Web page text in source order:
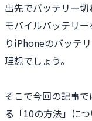
出先でバッテリー
モバイルバッテリ
りiPhoneのバッテ
理想でしょう。
そこで今回の記事
る「10の方法」につ